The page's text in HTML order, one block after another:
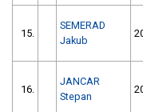
15.
SEMERAD
Jakub
16.
JANCAR
Stepan